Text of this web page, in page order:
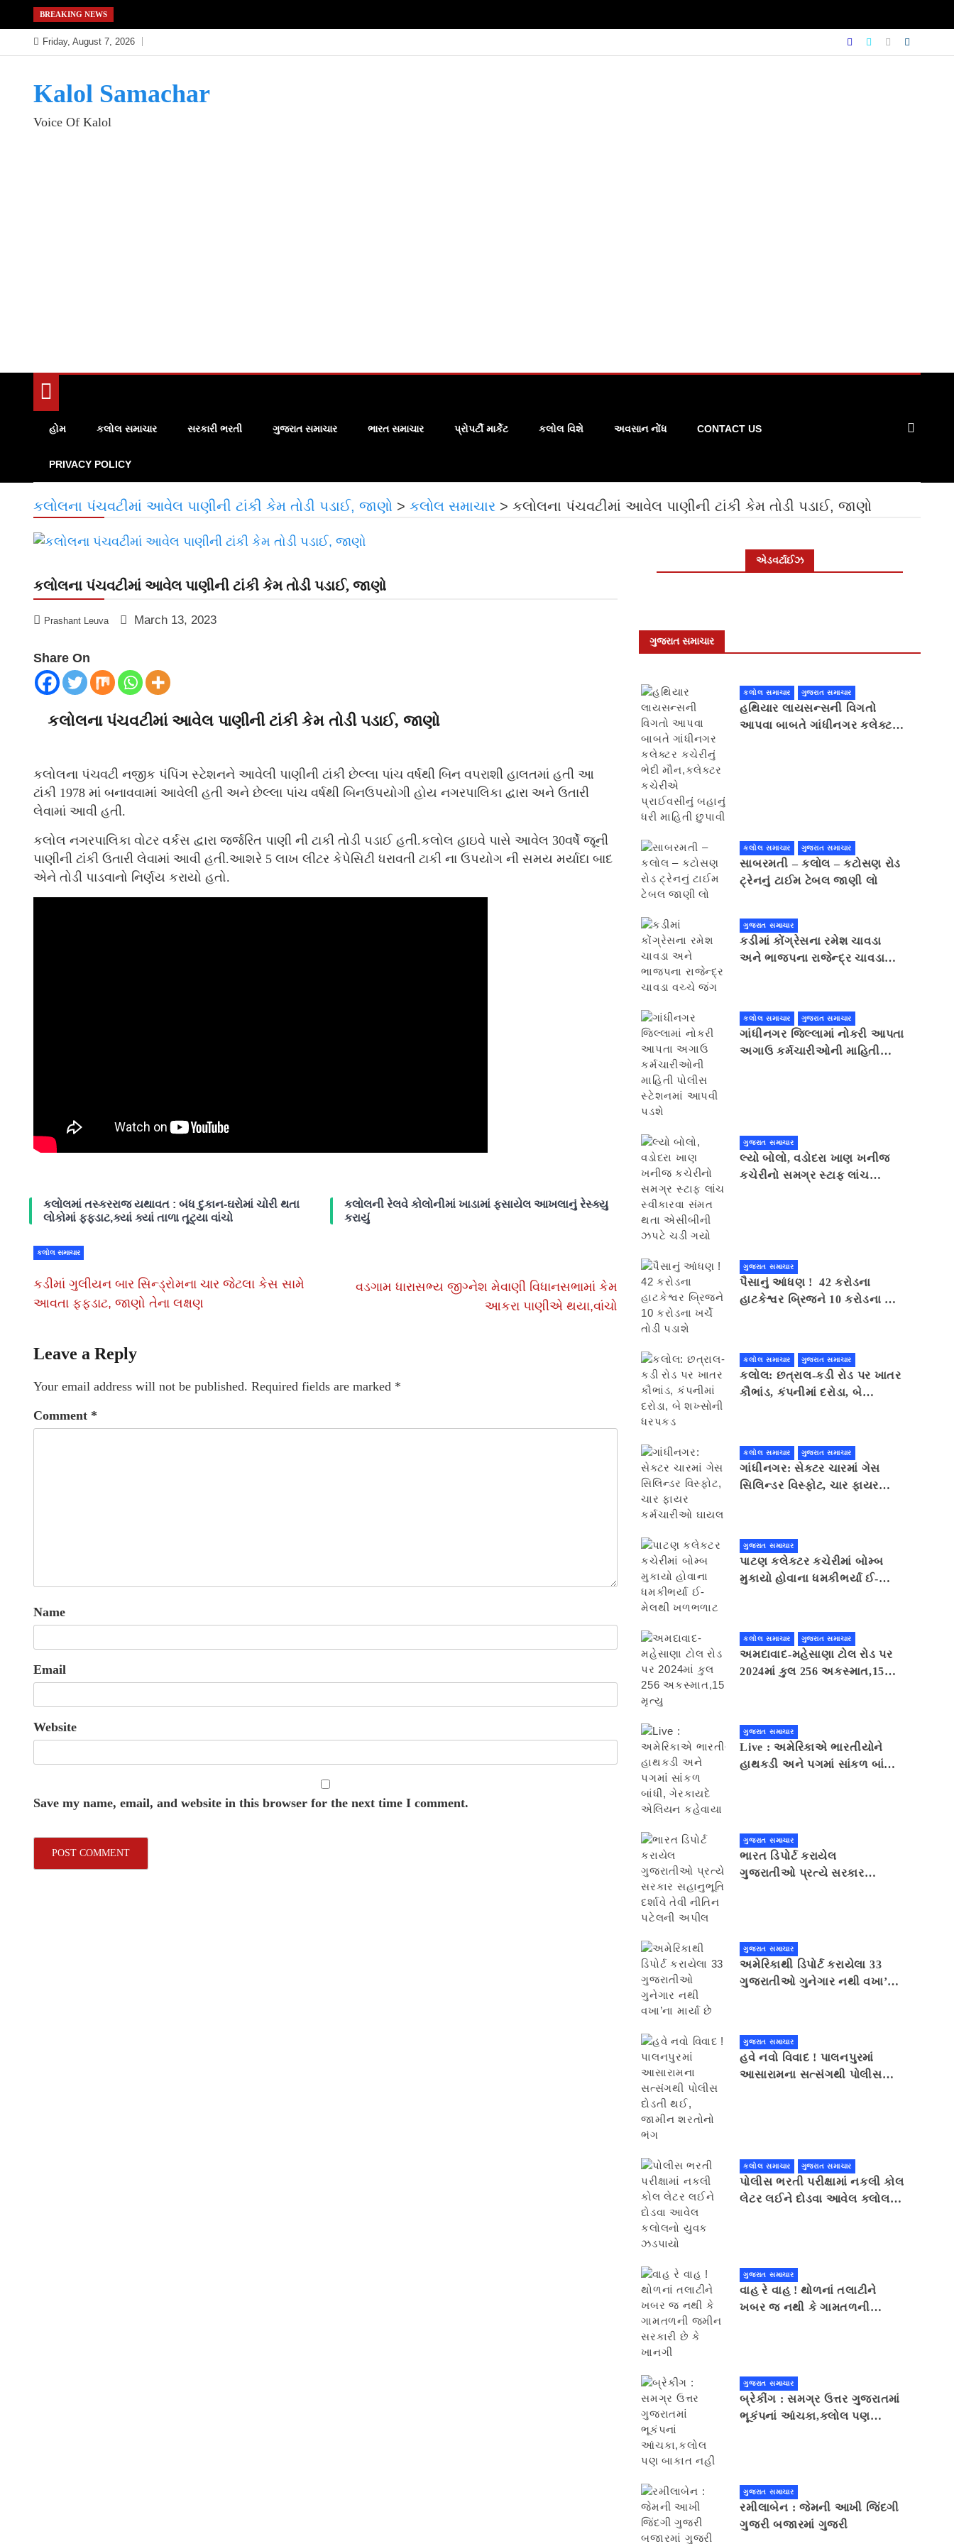
to
content
BREAKING NEWS
Friday, August 7, 2026
Kalol Samachar
Voice Of Kalol
હોમ કલોલ સમાચાર સરકારી ભરતી ગુજરાત સમાચાર ભારત સમાચાર પ્રોપર્ટી માર્કેટ કલોલ વિશે અવસાન નોંધ CONTACT US
PRIVACY POLICY
કલોલના પંચવટીમાં આવેલ પાણીની ટાંકી કેમ તોડી પડાઈ, જાણો > કલોલ સમાચાર > કલોલના પંચવટીમાં આવેલ પાણીની ટાંકી કેમ તોડી પડાઈ, જાણો
કલોલના પંચવટીમાં આવેલ પાણીની ટાંકી કેમ તોડી પડાઈ, જાણો
Prashant Leuva March 13, 2023
Share On
કલોલના પંચવટીમાં આવેલ પાણીની ટાંકી કેમ તોડી પડાઈ, જાણો
કલોલના પંચવટી નજીક પંપિંગ સ્ટેશનને આવેલી પાણીની ટાંકી છેલ્લા પાંચ વર્ષથી બિન વપરાશી હાલતમાં હતી આ
ટાંકી 1978 માં બનાવવામાં આવેલી હતી અને છેલ્લા પાંચ વર્ષથી બિનઉપયોગી હોય નગરપાલિકા દ્વારા અને ઉતારી
લેવામાં આવી હતી.
કલોલ નગરપાલિકા વોટર વર્કસ દ્વારા જર્જરિત પાણી ની ટાકી તોડી પડાઈ હતી.કલોલ હાઇવે પાસે આવેલ 30વર્ષે જૂની
પાણીની ટાંકી ઉતારી લેવામાં આવી હતી.આશરે 5 લાખ લીટર કેપેસિટી ધરાવતી ટાકી ના ઉપયોગ ની સમય મર્યાદા બાદ
એને તોડી પાડવાનો નિર્ણય કરાયો હતો.
કલોલમાં તસ્કરરાજ યથાવત : બંધ દુકાન-ઘરોમાં ચોરી થતા
લોકોમાં ફફડાટ,ક્યાં ક્યાં તાળા તૂટ્યા વાંચો
કલોલની રેલવે કોલોનીમાં ખાડામાં ફસાયેલ આખલાનું રેસ્ક્યુ
કરાયું
કલોલ સમાચાર
કડીમાં ગુલીયન બાર સિન્ડ્રોમના ચાર જેટલા કેસ સામે
આવતા ફફડાટ, જાણો તેના લક્ષણ
વડગામ ધારાસભ્ય જીગ્નેશ મેવાણી વિધાનસભામાં કેમ
આકરા પાણીએ થયા,વાંચો
Leave a Reply
Your email address will not be published. Required fields are marked *
Comment *
Name
Email
Website
Save my name, email, and website in this browser for the next time I comment.
એડવર્ટાઈઝ
ગુજરાત સમાચાર
કલોલ સમાચાર ગુજરાત સમાચાર
હથિયાર લાયસન્સની વિગતો
આપવા બાબતે ગાંધીનગર કલેક્ટર
કલોલ સમાચાર ગુજરાત સમાચાર
સાબરમતી – કલોલ – કટોસણ રોડ
ટ્રેનનું ટાઈમ ટેબલ જાણી લો
ગુજરાત સમાચાર
કડીમાં કોંગ્રેસના રમેશ ચાવડા
અને ભાજપના રાજેન્દ્ર ચાવડા
કલોલ સમાચાર ગુજરાત સમાચાર
ગાંધીનગર જિલ્લામાં નોકરી આપતા
અગાઉ કર્મચારીઓની માહિતી
ગુજરાત સમાચાર
લ્યો બોલો, વડોદરા ખાણ ખનીજ
કચેરીનો સમગ્ર સ્ટાફ લાંચ
ગુજરાત સમાચાર
પૈસાનું આંધણ ! 42 કરોડના
હાટકેશ્વર બ્રિજને 10 કરોડના ખર્ચે
કલોલ સમાચાર ગુજરાત સમાચાર
કલોલ: છત્રાલ-કડી રોડ પર ખાતર
કૌભાંડ, કંપનીમાં દરોડા, બે
કલોલ સમાચાર ગુજરાત સમાચાર
ગાંધીનગર: સેક્ટર ચારમાં ગેસ
સિલિન્ડર વિસ્ફોટ, ચાર ફાયર
ગુજરાત સમાચાર
પાટણ કલેકટર કચેરીમાં બોમ્બ
મુકાયો હોવાના ધમકીભર્યા ઈ-
કલોલ સમાચાર ગુજરાત સમાચાર
અમદાવાદ-મહેસાણા ટોલ રોડ પર
2024માં કુલ 256 અકસ્માત,15
ગુજરાત સમાચાર
Live : અમેરિકાએ ભારતીયોને
હાથકડી અને પગમાં સાંકળ બાંધી,
ગુજરાત સમાચાર
ભારત ડિપોર્ટ કરાયેલ
ગુજરાતીઓ પ્રત્યે સરકાર
ગુજરાત સમાચાર
અમેરિકાથી ડિપોર્ટ કરાયેલા 33
ગુજરાતીઓ ગુનેગાર નથી વખા’ના
ગુજરાત સમાચાર
હવે નવો વિવાદ ! પાલનપુરમાં
આસારામના સત્સંગથી પોલીસ
કલોલ સમાચાર ગુજરાત સમાચાર
પોલીસ ભરતી પરીક્ષામાં નકલી કોલ
લેટર લઈને દોડવા આવેલ કલોલનો
ગુજરાત સમાચાર
વાહ રે વાહ ! થોળનાં તલાટીને
ખબર જ નથી કે ગામતળની
ગુજરાત સમાચાર
બ્રેકીંગ : સમગ્ર ઉત્તર ગુજરાતમાં
ભૂકંપનાં આંચકા,કલોલ પણ
ગુજરાત સમાચાર
રમીલાબેન : જેમની આખી જિંદગી
ગુજરી બજારમાં ગુજરી